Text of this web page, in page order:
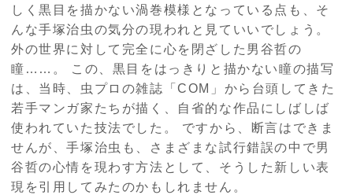
しく黒目を描かない渦巻模様となっている点も、そ
んな手塚治虫の気分の現われと見ていいでしょう。
外の世界に対して完全に心を閉ざした男谷哲の
瞳……。 この、黒目をはっきりと描かない瞳の描写
は、当時、虫プロの雑誌「COM」から台頭してきた
若手マンガ家たちが描く、自省的な作品にしばしば
使われていた技法でした。 ですから、断言はできま
せんが、手塚治虫も、さまざまな試行錯誤の中で男
谷哲の心情を現わす方法として、そうした新しい表
現を引用してみたのかもしれません。